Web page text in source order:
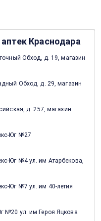
Краснодара
Обход, д. 19, магазин
Обход, д. 29, магазин
д. 257, магазин
Юг №27
Юг №4 ул. им Атарбекова,
Юг №7 ул. им 40-летия
№20 ул. им Героя Яцкова